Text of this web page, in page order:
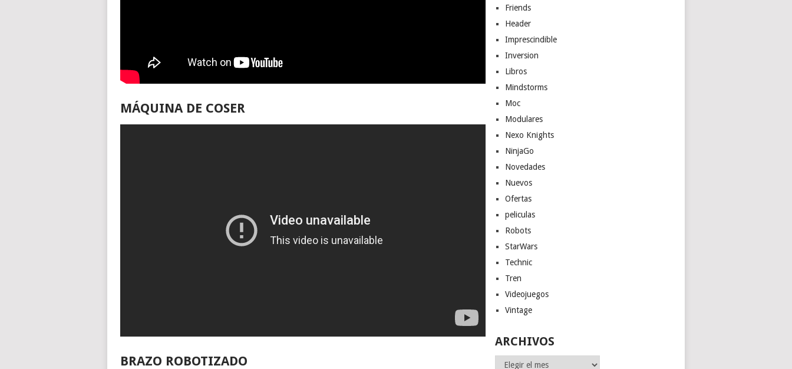
MÁQUINA DE COSER
BRAZO ROBOTIZADO
Friends
Header
Imprescindible
Inversion
Libros
Mindstorms
Moc
Modulares
Nexo Knights
NinjaGo
Novedades
Nuevos
Ofertas
peliculas
Robots
StarWars
Technic
Tren
Videojuegos
Vintage
ARCHIVOS
Archivos